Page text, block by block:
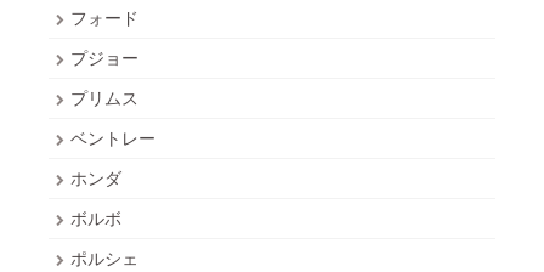
フォード
プジョー
プリムス
ベントレー
ホンダ
ボルボ
ポルシェ